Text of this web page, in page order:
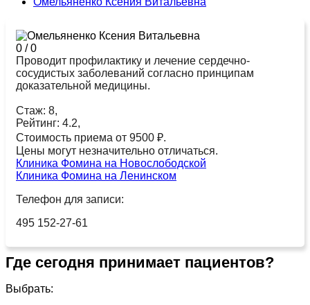
0 /0
Проводит профилактику и лечение сердечно-
сосудистых заболеваний согласно принципам
доказательной медицины.
Стаж: 8,
Рейтинг: 4.2,
Стоимость приема от 9500 ₽.
Цены могут незначительно отличаться.
Клиника Фомина на Новослободской
Клиника Фомина на Ленинском
Телефон для записи:
495 152-27-61
Где сегодня принимает пациентов?
Выбрать: